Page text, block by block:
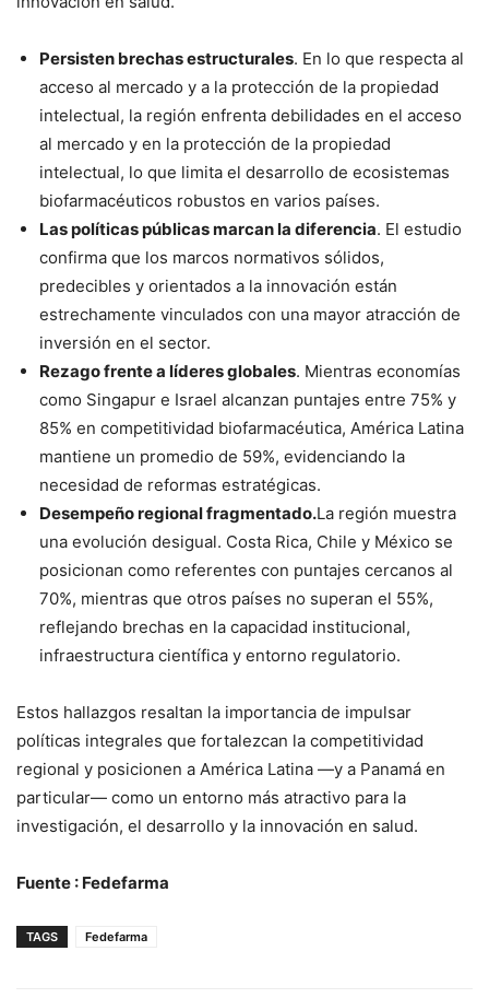
Persisten brechas estructurales. En lo que respecta al
acceso al mercado y a la protección de la propiedad
intelectual, la región enfrenta debilidades en el acceso
al mercado y en la protección de la propiedad
intelectual, lo que limita el desarrollo de ecosistemas
biofarmacéuticos robustos en varios países.
Las políticas públicas marcan la diferencia. El estudio
confirma que los marcos normativos sólidos,
predecibles y orientados a la innovación están
estrechamente vinculados con una mayor atracción de
inversión en el sector.
Rezago frente a líderes globales. Mientras economías
como Singapur e Israel alcanzan puntajes entre 75% y
85% en competitividad biofarmacéutica, América Latina
mantiene un promedio de 59%, evidenciando la
necesidad de reformas estratégicas.
Desempeño regional fragmentado.La región muestra
una evolución desigual. Costa Rica, Chile y México se
posicionan como referentes con puntajes cercanos al
70%, mientras que otros países no superan el 55%,
reflejando brechas en la capacidad institucional,
infraestructura científica y entorno regulatorio.
Estos hallazgos resaltan la importancia de impulsar
políticas integrales que fortalezcan la competitividad
regional y posicionen a América Latina —y a Panamá en
particular— como un entorno más atractivo para la
investigación, el desarrollo y la innovación en salud.
Fuente : Fedefarma
TAGS Fedefarma